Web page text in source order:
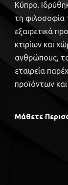
Κύπρο.
τη φιλοσοφία
εξαιρετικά
κτιρίων και
ανθρώπους,
εταιρεία
προϊόντων
Μάθετε